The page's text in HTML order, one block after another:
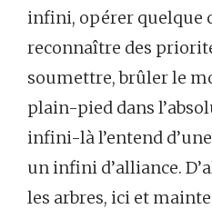
infini, opérer quelque
reconnaître des
soumettre, brûler le
plain-pied dans
infini-là l’entend
un infini d’alliance.
les arbres, ici et